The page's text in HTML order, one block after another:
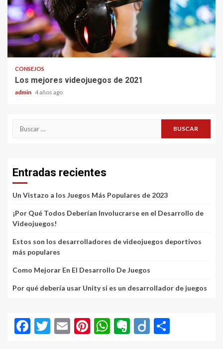
CONSEJOS
Los mejores videojuegos de 2021
admin 4 años ago
Buscar:
Entradas recientes
Un Vistazo a los Juegos Más Populares de 2023
¡Por Qué Todos Deberían Involucrarse en el Desarrollo de
Videojuegos!
Estos son los desarrolladores de videojuegos deportivos
más populares
Como Mejorar En El Desarrollo De Juegos
Por qué debería usar Unity si es un desarrollador de juegos
Facebook
Twitter
EmailPinterest
WhatsApp
Evernote
Diigo